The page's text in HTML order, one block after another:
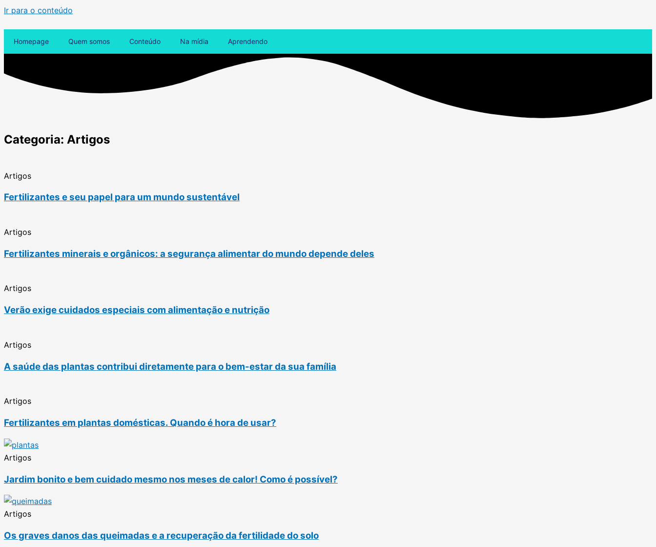
Ir para o conteúdo
Homepage Quem somos Conteúdo Na mídia Aprendendo
Categoria: Artigos
Artigos
Fertilizantes e seu papel para um mundo sustentável
Artigos
Fertilizantes minerais e orgânicos: a segurança alimentar do mundo depende deles
Artigos
Verão exige cuidados especiais com alimentação e nutrição
Artigos
A saúde das plantas contribui diretamente para o bem-estar da sua família
Artigos
Fertilizantes em plantas domésticas. Quando é hora de usar?
Artigos
Jardim bonito e bem cuidado mesmo nos meses de calor! Como é possível?
Artigos
Os graves danos das queimadas e a recuperação da fertilidade do solo